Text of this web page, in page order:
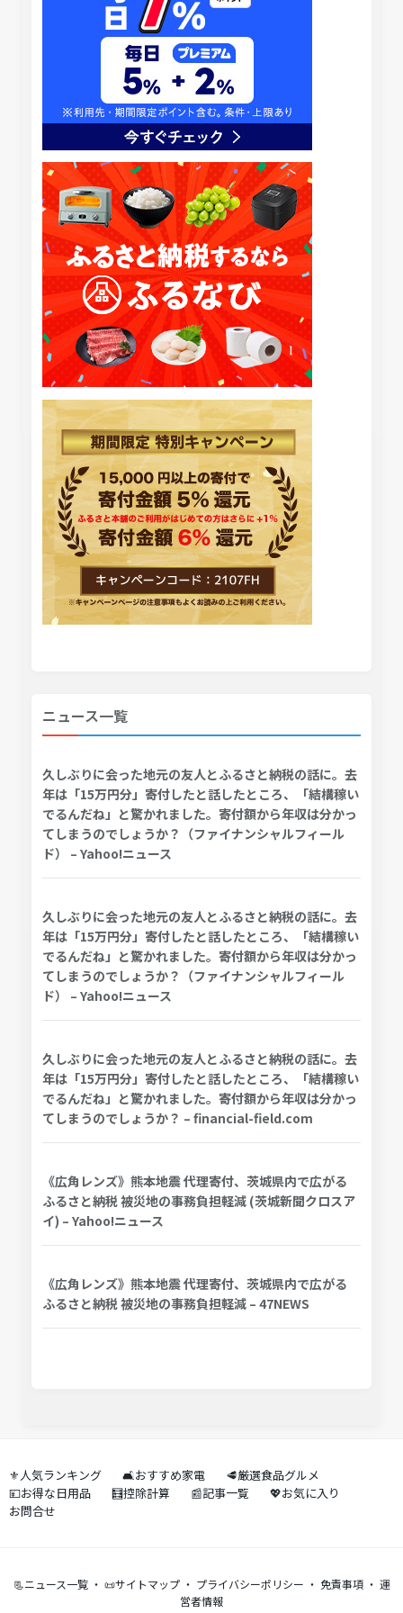
ニュース一覧
久しぶりに会った地元の友人とふるさと納税の話に。去
年は「15万円分」寄付したと話したところ、「結構稼い
でるんだね」と驚かれました。寄付額から年収は分かっ
てしまうのでしょうか？（ファイナンシャルフィール
ド） – Yahoo!ニュース
久しぶりに会った地元の友人とふるさと納税の話に。去
年は「15万円分」寄付したと話したところ、「結構稼い
でるんだね」と驚かれました。寄付額から年収は分かっ
てしまうのでしょうか？（ファイナンシャルフィール
ド） – Yahoo!ニュース
久しぶりに会った地元の友人とふるさと納税の話に。去
年は「15万円分」寄付したと話したところ、「結構稼い
でるんだね」と驚かれました。寄付額から年収は分かっ
てしまうのでしょうか？ – financial-field.com
《広角レンズ》熊本地震 代理寄付、茨城県内で広がる
ふるさと納税 被災地の事務負担軽減 (茨城新聞クロスア
イ) – Yahoo!ニュース
《広角レンズ》熊本地震 代理寄付、茨城県内で広がる
ふるさと納税 被災地の事務負担軽減 – 47NEWS
⚜️人気ランキング 🛋️おすすめ家電
🥩厳選食品グルメ
💴お得な日用品
🧮控除計算 📰記事一覧
💖お気に入り
お問合せ
📃ニュース一覧・ 📜サイトマップ・ プライバシーポリシー ・ 免責事項・ 運
営者情報